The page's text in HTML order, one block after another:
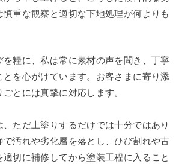
重な観察と適切な下地処理が何よりも
を糧に、私は常に素材の声を聞き、丁寧
とを心がけています。お客さまに寄り添
とには真摯に対応します。
ただ上塗りするだけでは十分ではあり
で汚れや劣化層を落とし、ひび割れや古
適切に補修してから塗装工程に入ること